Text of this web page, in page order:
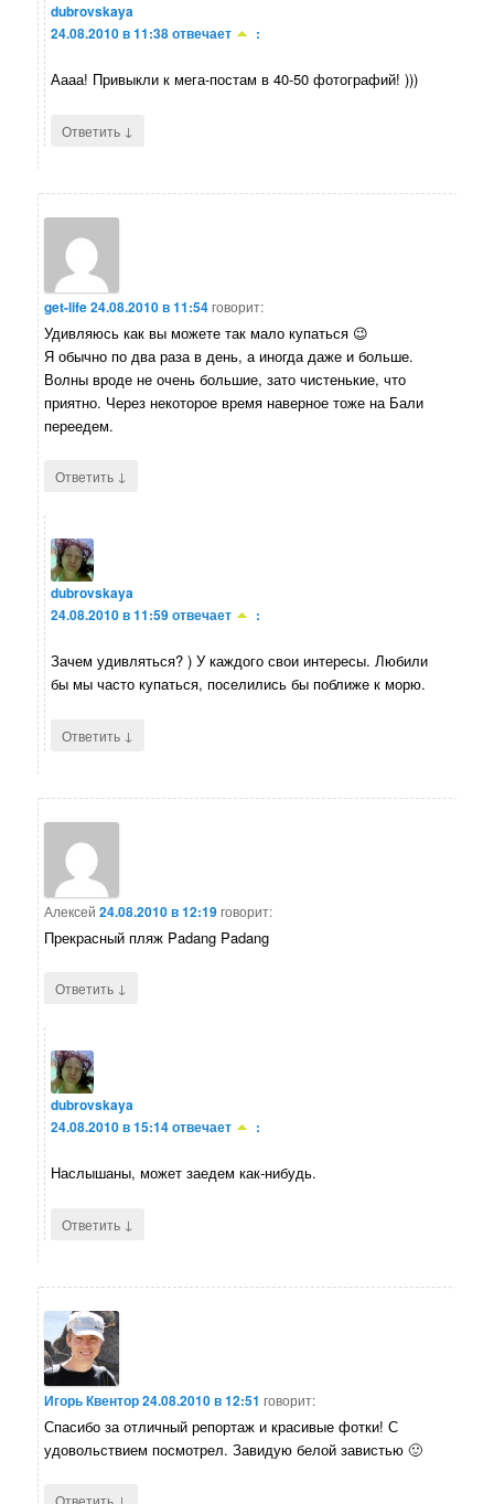
dubrovskaya
24.08.2010 в 11:38отвечает :
Аааа! Привыкли к мега-постам в 40-50 фотографий! )))
Ответить ↓
get-life24.08.2010 в 11:54говорит:
Удивляюсь как вы можете так мало купаться 😉
Я обычно по два раза в день, а иногда даже и больше.
Волны вроде не очень большие, зато чистенькие, что
приятно. Через некоторое время наверное тоже на Бали
переедем.
Ответить ↓
dubrovskaya
24.08.2010 в 11:59отвечает :
Зачем удивляться? ) У каждого свои интересы. Любили
бы мы часто купаться, поселились бы поближе к морю.
Ответить ↓
Алексей 24.08.2010 в 12:19говорит:
Прекрасный пляж Padang Padang
Ответить ↓
dubrovskaya
24.08.2010 в 15:14отвечает :
Наслышаны, может заедем как-нибудь.
Ответить ↓
Игорь Квентор24.08.2010 в 12:51 говорит:
Спасибо за отличный репортаж и красивые фотки! С
удовольствием посмотрел. Завидую белой завистью 🙂
Ответить ↓